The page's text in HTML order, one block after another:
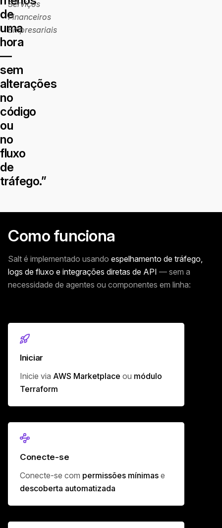
de
uma
hora
—
sem
alterações
no
código
ou
no
fluxo
de
tráfego.”
Serviços
Financeiros
Empresariais
Como funciona
Salt é implementado usando espelhamento de tráfego,
logs de fluxo e integrações diretas de API — sem a
necessidade de agentes ou componentes em linha:
Iniciar
Inicie via AWS Marketplace ou módulo
Terraform
Conecte-se
Conecte-se com permissões mínimas e
descoberta automatizada